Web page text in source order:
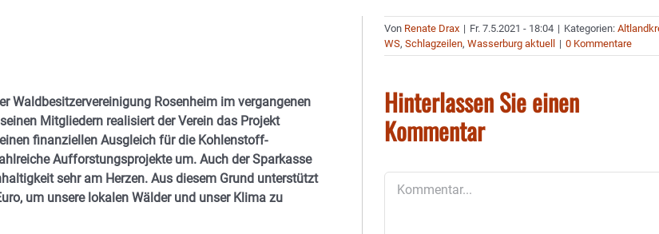
Waldbesitzervereinigung Rosenheim im vergangenen
Mitgliedern realisiert der Verein das Projekt
finanziellen Ausgleich für die Kohlenstoff-
Aufforstungsprojekte um. Auch der Sparkasse
sehr am Herzen. Aus diesem Grund unterstützt
um unsere lokalen Wälder und unser Klima zu
Von Renate Drax | Fr. 7.5.2021 - 18:04 | Kategorien:
WS,Schlagzeilen,Wasserburg aktuell | 0 Kommentare
Hinterlassen Sie einen
Kommentar